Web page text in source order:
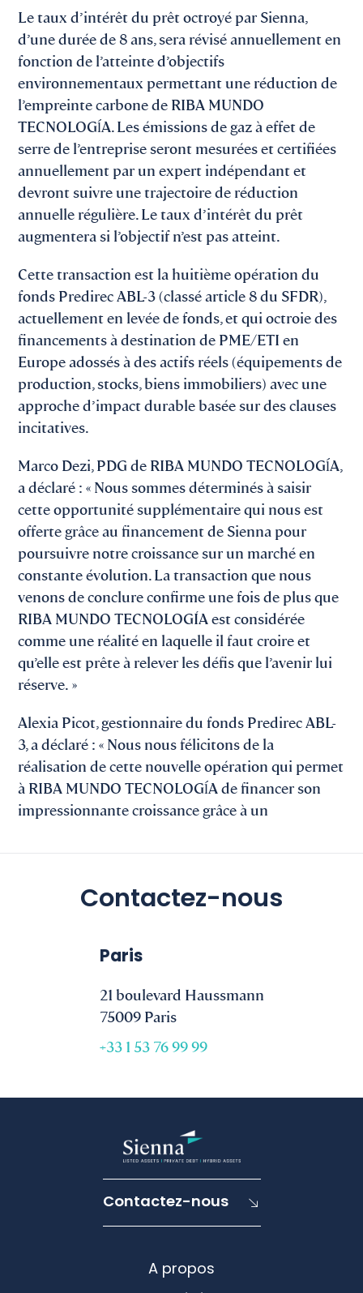
Le taux d’intérêt du prêt octroyé par Sienna,
d’une durée de 8 ans, sera révisé annuellement en
fonction de l’atteinte d’objectifs
environnementaux permettant une réduction de
l’empreinte carbone de RIBA MUNDO
TECNOLOGĺA. Les émissions de gaz à effet de
serre de l’entreprise seront mesurées et certifiées
annuellement par un expert indépendant et
devront suivre une trajectoire de réduction
annuelle régulière. Le taux d’intérêt du prêt
augmentera si l’objectif n’est pas atteint.
Cette transaction est la huitième opération du
fonds Predirec ABL-3 (classé article 8 du SFDR),
actuellement en levée de fonds, et qui octroie des
financements à destination de PME/ETI en
Europe adossés à des actifs réels (équipements de
production, stocks, biens immobiliers) avec une
approche d’impact durable basée sur des clauses
incitatives.
Marco Dezi, PDG de RIBA MUNDO TECNOLOGĺA,
a déclaré : « Nous sommes déterminés à saisir
cette opportunité supplémentaire qui nous est
offerte grâce au financement de Sienna pour
poursuivre notre croissance sur un marché en
constante évolution. La transaction que nous
venons de conclure confirme une fois de plus que
RIBA MUNDO TECNOLOGÍA est considérée
comme une réalité en laquelle il faut croire et
qu’elle est prête à relever les défis que l’avenir lui
réserve. »
Alexia Picot, gestionnaire du fonds Predirec ABL-
3, a déclaré : « Nous nous félicitons de la
réalisation de cette nouvelle opération qui permet
à RIBA MUNDO TECNOLOGĺA de financer son
impressionnante croissance grâce à un
Contactez-nous
Paris
21 boulevard Haussmann
75009 Paris
+33 1 53 76 99 99
Contactez-nous
A propos